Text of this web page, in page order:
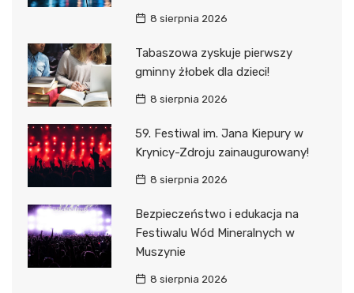
8 sierpnia 2026
Tabaszowa zyskuje pierwszy
gminny żłobek dla dzieci!
8 sierpnia 2026
59. Festiwal im. Jana Kiepury w
Krynicy-Zdroju zainaugurowany!
8 sierpnia 2026
Bezpieczeństwo i edukacja na
Festiwalu Wód Mineralnych w
Muszynie
8 sierpnia 2026